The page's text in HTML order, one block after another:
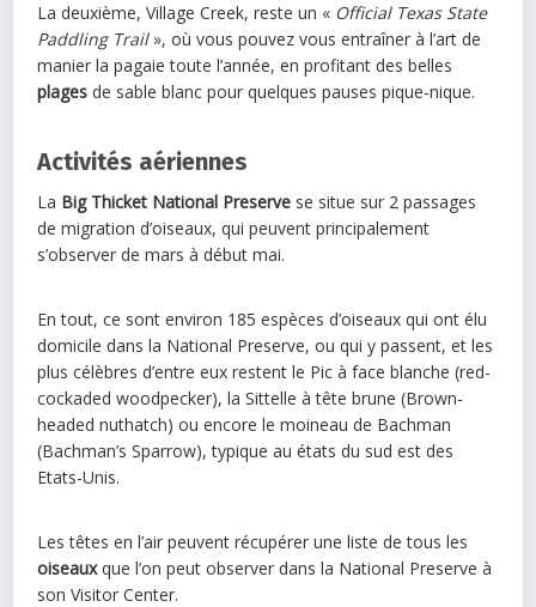
La deuxième, Village Creek, reste un « Official Texas State
Paddling Trail», où vous pouvez vous entraîner à l’art de
manier la pagaie toute l’année, en profitant des belles
plages de sable blanc pour quelques pauses pique-nique.
Activités aériennes
La Big Thicket National Preserve se situe sur 2 passages
de migration d’oiseaux, qui peuvent principalement
s’observer de mars à début mai.
En tout, ce sont environ 185 espèces d’oiseaux qui ont élu
domicile dans la National Preserve, ou qui y passent, et les
plus célèbres d’entre eux restent le Pic à face blanche (red-
cockaded woodpecker), la Sittelle à tête brune (Brown-
headed nuthatch) ou encore le moineau de Bachman
(Bachman’s Sparrow), typique au états du sud est des
Etats-Unis.
Les têtes en l’air peuvent récupérer une liste de tous les
oiseauxque l’on peut observer dans la National Preserve à
son Visitor Center.